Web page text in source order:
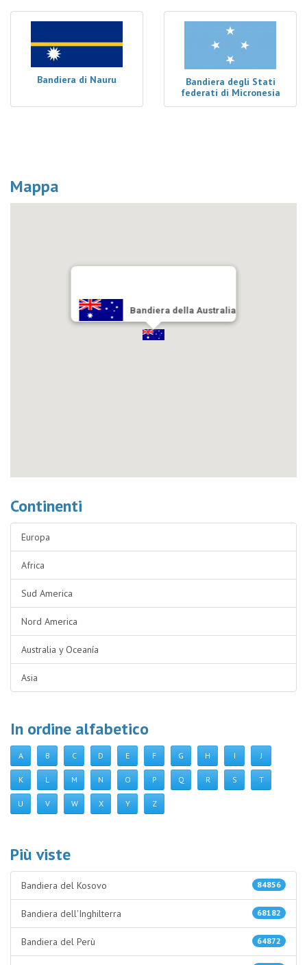
Bandiera di Nauru
Bandiera degli Stati
federati di Micronesia
Mappa
Bandiera della Australia
Continenti
Europa
Africa
Sud America
Nord America
Australia y Oceanía
Asia
In ordine alfabetico
A B C D E F G H I J
K L M N O P Q R S T
U V W X Y Z
Più viste
84856
Bandiera del Kosovo
68182
Bandiera dell'Inghilterra
64872
Bandiera del Perù